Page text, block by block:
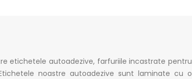
etichetele autoadezive, farfuriile incastrate pentru
noastre autoadezive sunt laminate cu o